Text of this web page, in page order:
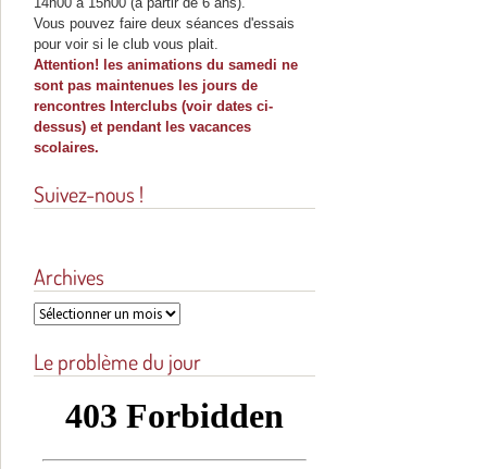
Vous pouvez faire deux séances d'essais
pour voir si le club vous plait.
Attention! les animations du samedi ne
sont pas maintenues les jours de
rencontres Interclubs (voir dates ci-
dessus) et pendant les vacances
scolaires.
Suivez-nous !
Archives
Archives
Le problème du jour